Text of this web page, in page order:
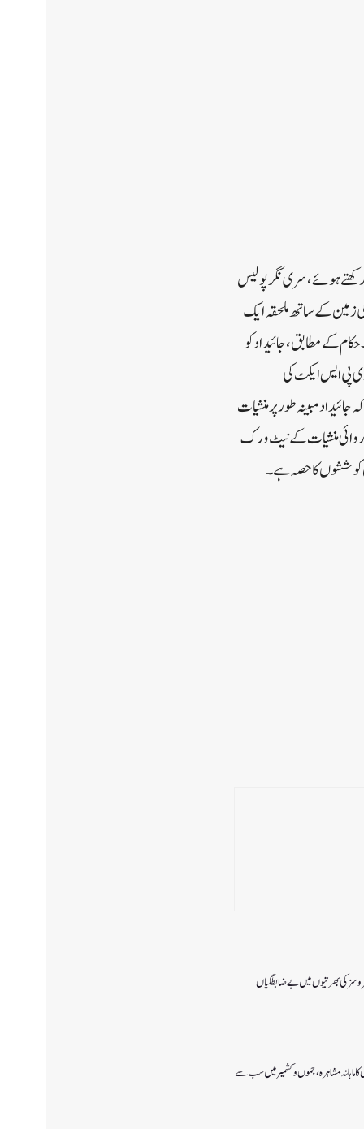
ہوئے، سری نگر پولیس
مبینہ منشیات فروش کی سات مرلے کی تقریباً 1.50 کروڑ مالیت کی زمین کے ساتھ ملحقہ ایک
کے مطابق، جائیداد کو
کیا گیا تھا جو این ڈی پی ایس ایکٹ کی
جائیداد مبینہ طور پر منشیات
منشیات کے نیٹ ورک
کوششوں کا حصہ ہے۔
بھرتیوں میں بے ضابطگیاں
ماہانہ مشاہرہ، جموں و کشمیر میں سب سے